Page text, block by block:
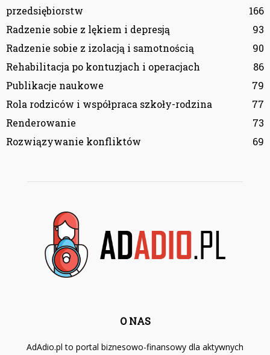
przedsiębiorstw
166
Radzenie sobie z lękiem i depresją
93
Radzenie sobie z izolacją i samotnością
90
Rehabilitacja po kontuzjach i operacjach
86
Publikacje naukowe
79
Rola rodziców i współpraca szkoły-rodzina
77
Renderowanie
73
Rozwiązywanie konfliktów
69
O NAS
AdAdio.pl to portal biznesowo-finansowy dla aktywnych